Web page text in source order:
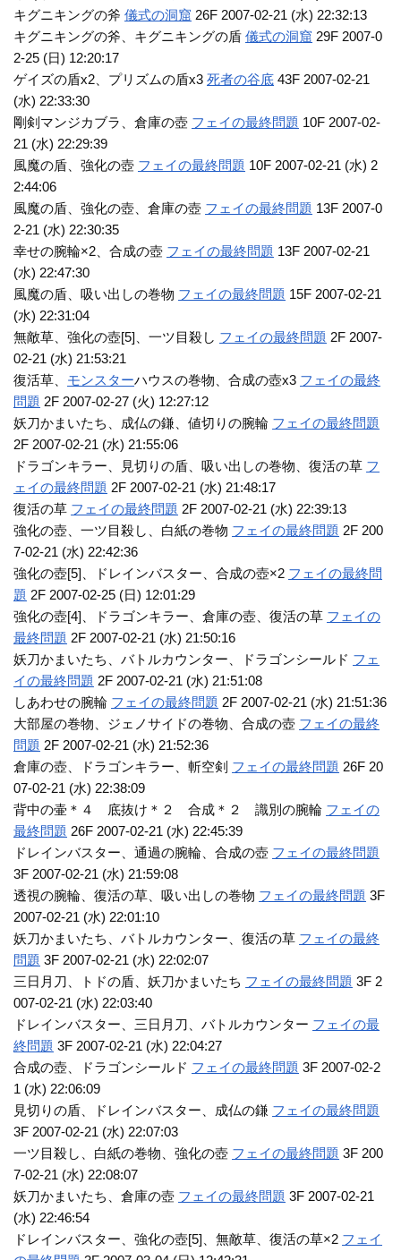
キグニキングの斧儀式の洞窟 26F 2007-02-21 (水) 22:32:13
キグニキングの斧、キグニキングの盾儀式の洞窟 29F 2007-0
2-25 (日) 12:20:17
ゲイズの盾x2、プリズムの盾x3死者の谷底 43F 2007-02-21
(水) 22:33:30
剛剣マンジカブラ、倉庫の壺 フェイの最終問題 10F 2007-02-
21 (水) 22:29:39
風魔の盾、強化の壺 フェイの最終問題 10F 2007-02-21 (水) 2
2:44:06
風魔の盾、強化の壺、倉庫の壺 フェイの最終問題 13F 2007-0
2-21 (水) 22:30:35
幸せの腕輪×2、合成の壺 フェイの最終問題 13F 2007-02-21
(水) 22:47:30
風魔の盾、吸い出しの巻物 フェイの最終問題 15F 2007-02-21
(水) 22:31:04
無敵草、強化の壺[5]、一ツ目殺し フェイの最終問題 2F 2007-
02-21 (水) 21:53:21
復活草、 モンスターハウスの巻物、合成の壺x3 フェイの最終
問題 2F 2007-02-27 (火) 12:27:12
妖刀かまいたち、成仏の鎌、値切りの腕輪 フェイの最終問題
2F 2007-02-21 (水) 21:55:06
ドラゴンキラー、見切りの盾、吸い出しの巻物、復活の草 フ
ェイの最終問題 2F 2007-02-21 (水) 21:48:17
復活の草 フェイの最終問題 2F 2007-02-21 (水) 22:39:13
強化の壺、一ツ目殺し、白紙の巻物 フェイの最終問題 2F 200
7-02-21 (水) 22:42:36
強化の壺[5]、ドレインバスター、合成の壺×2 フェイの最終問
題 2F 2007-02-25 (日) 12:01:29
強化の壺[4]、ドラゴンキラー、倉庫の壺、復活の草 フェイの
最終問題 2F 2007-02-21 (水) 21:50:16
妖刀かまいたち、バトルカウンター、ドラゴンシールド フェ
イの最終問題 2F 2007-02-21 (水) 21:51:08
しあわせの腕輪 フェイの最終問題 2F 2007-02-21 (水) 21:51:36
大部屋の巻物、ジェノサイドの巻物、合成の壺 フェイの最終
問題 2F 2007-02-21 (水) 21:52:36
倉庫の壺、ドラゴンキラー、斬空剣 フェイの最終問題 26F 20
07-02-21 (水) 22:38:09
背中の壷＊４ 底抜け＊２ 合成＊２ 識別の腕輪 フェイの
最終問題 26F 2007-02-21 (水) 22:45:39
ドレインバスター、通過の腕輪、合成の壺 フェイの最終問題
3F 2007-02-21 (水) 21:59:08
透視の腕輪、復活の草、吸い出しの巻物 フェイの最終問題 3F
2007-02-21 (水) 22:01:10
妖刀かまいたち、バトルカウンター、復活の草 フェイの最終
問題 3F 2007-02-21 (水) 22:02:07
三日月刀、トドの盾、妖刀かまいたち フェイの最終問題 3F 2
007-02-21 (水) 22:03:40
ドレインバスター、三日月刀、バトルカウンター フェイの最
終問題 3F 2007-02-21 (水) 22:04:27
合成の壺、ドラゴンシールド フェイの最終問題 3F 2007-02-2
1 (水) 22:06:09
見切りの盾、ドレインバスター、成仏の鎌 フェイの最終問題
3F 2007-02-21 (水) 22:07:03
一ツ目殺し、白紙の巻物、強化の壺 フェイの最終問題 3F 200
7-02-21 (水) 22:08:07
妖刀かまいたち、倉庫の壺 フェイの最終問題 3F 2007-02-21
(水) 22:46:54
ドレインバスター、強化の壺[5]、無敵草、復活の草×2 フェイ